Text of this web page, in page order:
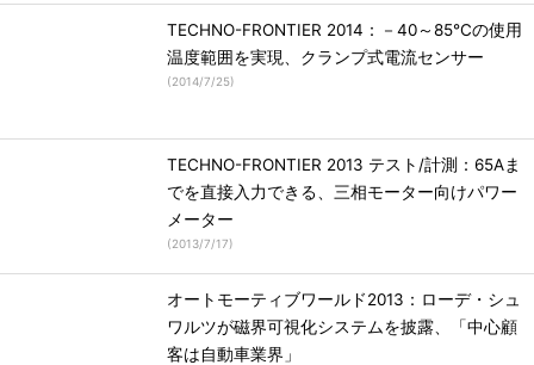
TECHNO-FRONTIER 2014：－40～85℃の使用
温度範囲を実現、クランプ式電流センサー
(2014/7/25)
TECHNO-FRONTIER 2013 テスト/計測：65Aま
でを直接入力できる、三相モーター向けパワー
メーター
(2013/7/17)
オートモーティブワールド2013：ローデ・シュ
ワルツが磁界可視化システムを披露、「中心顧
客は自動車業界」